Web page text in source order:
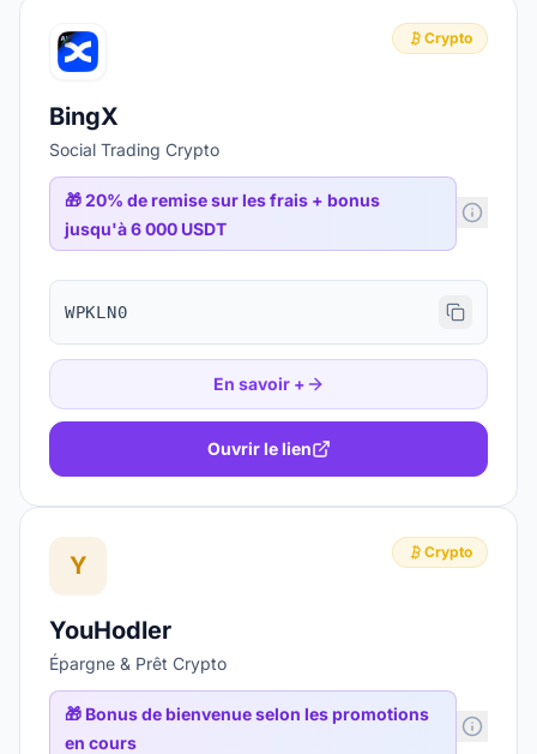
Crypto
BingX
Social Trading Crypto
🎁20% de remise sur les frais + bonus
jusqu'à 6 000 USDT
WPKLN0
En savoir +
Ouvrir le lien
Y Crypto
YouHodler
Épargne & Prêt Crypto
🎁 Bonus de bienvenue selon les promotions
en cours